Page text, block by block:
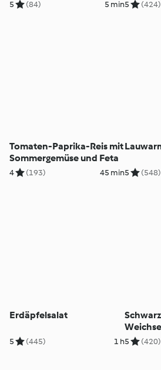
5 (84) 5 min5 (424)
Tomaten-Paprika-Reis mit
Sommergemüse und Feta
4 (193) 45 min5 (548)
Erdäpfelsalat
5 (445) 1 h5 (420)